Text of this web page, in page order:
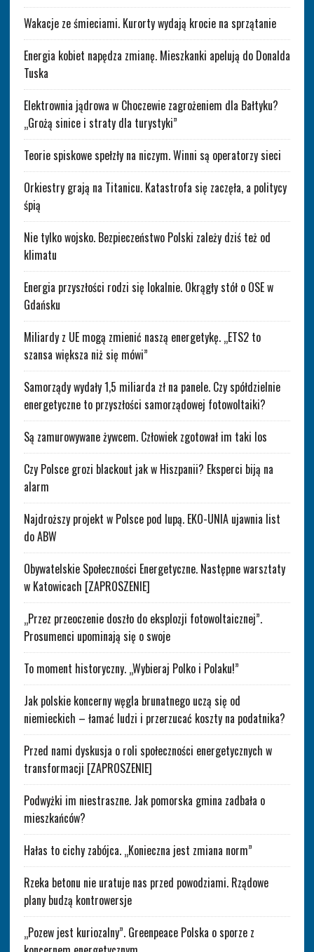
Wakacje ze śmieciami. Kurorty wydają krocie na sprzątanie
Energia kobiet napędza zmianę. Mieszkanki apelują do Donalda
Tuska
Elektrownia jądrowa w Choczewie zagrożeniem dla Bałtyku?
„Grożą sinice i straty dla turystyki”
Teorie spiskowe spełzły na niczym. Winni są operatorzy sieci
Orkiestry grają na Titanicu. Katastrofa się zaczęła, a politycy
śpią
Nie tylko wojsko. Bezpieczeństwo Polski zależy dziś też od
klimatu
Energia przyszłości rodzi się lokalnie. Okrągły stół o OSE w
Gdańsku
Miliardy z UE mogą zmienić naszą energetykę. „ETS2 to
szansa większa niż się mówi”
Samorządy wydały 1,5 miliarda zł na panele. Czy spółdzielnie
energetyczne to przyszłości samorządowej fotowoltaiki?
Są zamurowywane żywcem. Człowiek zgotował im taki los
Czy Polsce grozi blackout jak w Hiszpanii? Eksperci biją na
alarm
Najdroższy projekt w Polsce pod lupą. EKO-UNIA ujawnia list
do ABW
Obywatelskie Społeczności Energetyczne. Następne warsztaty
w Katowicach [ZAPROSZENIE]
„Przez przeoczenie doszło do eksplozji fotowoltaicznej”.
Prosumenci upominają się o swoje
To moment historyczny. „Wybieraj Polko i Polaku!”
Jak polskie koncerny węgla brunatnego uczą się od
niemieckich – łamać ludzi i przerzucać koszty na podatnika?
Przed nami dyskusja o roli społeczności energetycznych w
transformacji [ZAPROSZENIE]
Podwyżki im niestraszne. Jak pomorska gmina zadbała o
mieszkańców?
Hałas to cichy zabójca. „Konieczna jest zmiana norm”
Rzeka betonu nie uratuje nas przed powodziami. Rządowe
plany budzą kontrowersje
„Pozew jest kuriozalny”. Greenpeace Polska o sporze z